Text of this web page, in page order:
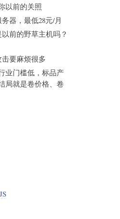
以前的关照
器，最低28元/月
前的野草主机吗？
要麻烦很多
业门槛低，标品产
局就是卷价格、卷